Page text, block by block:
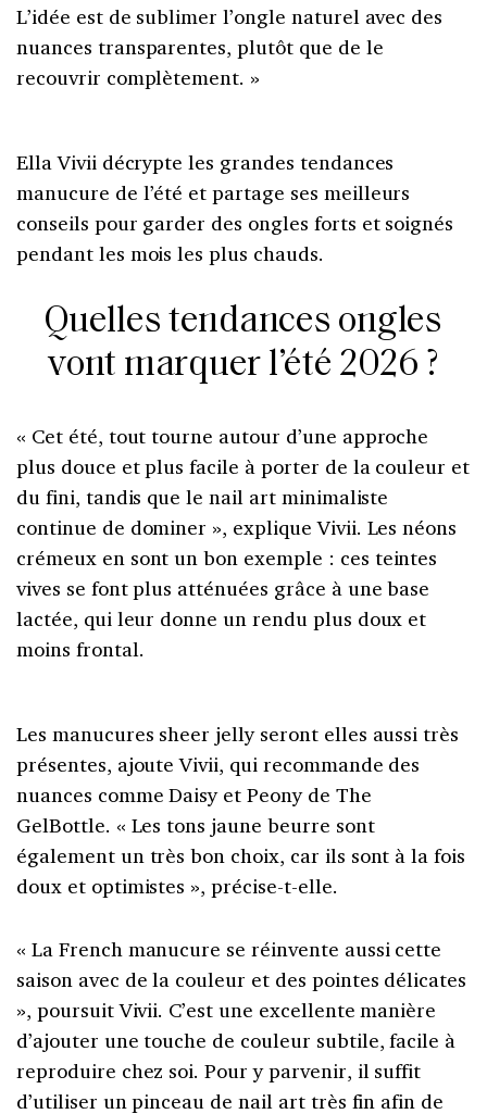
L’idée est de sublimer l’ongle naturel avec des
nuances transparentes, plutôt que de le
recouvrir complètement. »
Ella Vivii décrypte les grandes tendances
manucure de l’été et partage ses meilleurs
conseils pour garder des ongles forts et soignés
pendant les mois les plus chauds.
Quelles tendances ongles
vont marquer l’été 2026 ?
« Cet été, tout tourne autour d’une approche
plus douce et plus facile à porter de la couleur et
du fini, tandis que le nail art minimaliste
continue de dominer », explique Vivii. Les néons
crémeux en sont un bon exemple : ces teintes
vives se font plus atténuées grâce à une base
lactée, qui leur donne un rendu plus doux et
moins frontal.
Les manucures sheer jelly seront elles aussi très
présentes, ajoute Vivii, qui recommande des
nuances comme Daisy et Peony de The
GelBottle. « Les tons jaune beurre sont
également un très bon choix, car ils sont à la fois
doux et optimistes », précise-t-elle.
« La French manucure se réinvente aussi cette
saison avec de la couleur et des pointes délicates
», poursuit Vivii. C’est une excellente manière
d’ajouter une touche de couleur subtile, facile à
reproduire chez soi. Pour y parvenir, il suffit
d’utiliser un pinceau de nail art très fin afin de